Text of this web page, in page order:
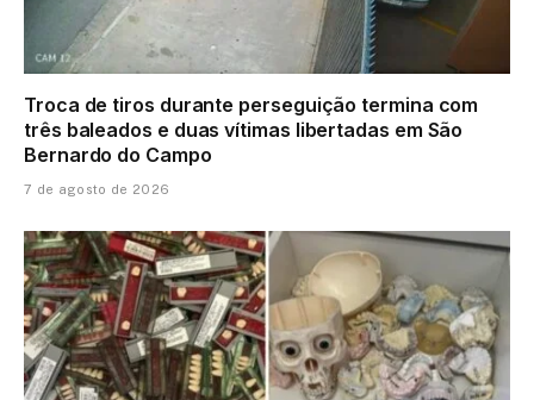
Troca de tiros durante perseguição termina com
três baleados e duas vítimas libertadas em São
Bernardo do Campo
7 de agosto de 2026